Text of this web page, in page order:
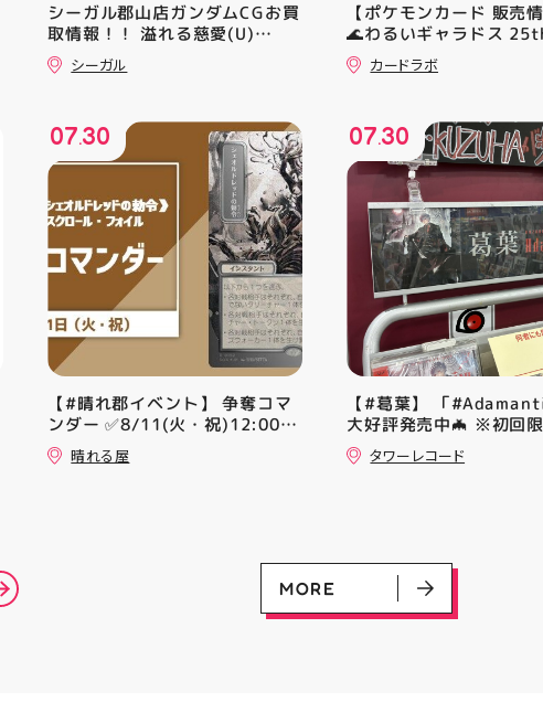
シーガル郡山店ガンダムCGお買
取情報！！ 溢れる慈愛(U)
(GD01-118) ￥30 覚悟の表れ
(U)(GD01-100) ￥30 ﾌﾗｯﾄ(ﾐﾘ
シーガル
07.30
【#晴れ郡イベント】 争奪コマ
ンダー ✅8/11(火・祝)12:00~
⚔️イベント構成⚔️ スイスドロー
+決勝ラウンド 🏆賞品一覧🏆
晴れる屋
【ポケモンカード 販売
🌊わるいギャラドス
ーリエのピッピex 🔮ミ
vmax UR 入荷いたしま
カードラボ
07.30
【#葛葉】 「
大好評発売中🦇 ※初回
A、Bは店頭分在庫切れ
す🙇‍♀️ 発売を記念したコ
▼お取置きはこちらから
タワーレコード
MORE